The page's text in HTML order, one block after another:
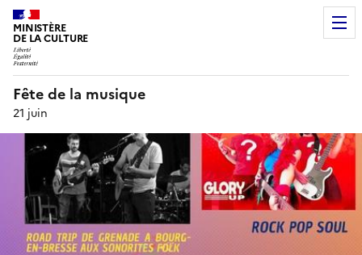
MINISTÈRE
DE LA CULTURE
Fête de la musique
21 juin